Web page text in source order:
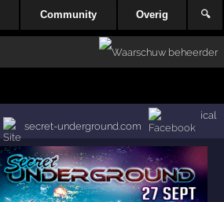
Community Overig 🔍
secret-underground.com
ical